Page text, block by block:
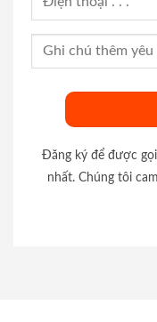
Đăng ký để được
nhất. Chúng tôi